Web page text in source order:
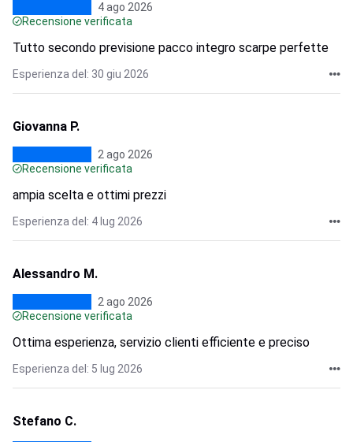
4 ago 2026
Recensione verificata
Tutto secondo previsione pacco integro scarpe perfette
Esperienza del: 30 giu 2026
Giovanna P.
2 ago 2026
Recensione verificata
ampia scelta e ottimi prezzi
Esperienza del: 4 lug 2026
Alessandro M.
2 ago 2026
Recensione verificata
Ottima esperienza, servizio clienti efficiente e preciso
Esperienza del: 5 lug 2026
Stefano C.